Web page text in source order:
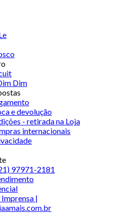
Dim
e devolução
- retirada na Loja
internacionais
97971-2181
|